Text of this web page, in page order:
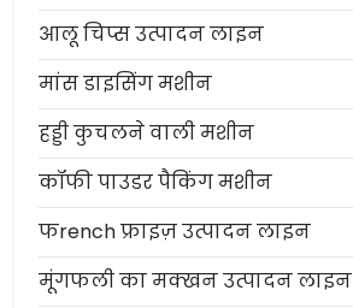
आलू चिप्स उत्पादन लाइन
मांस डाइसिंग मशीन
हड्डी कुचलने वाली मशीन
कॉफी पाउडर पैकिंग मशीन
फrench फ्राइज़ उत्पादन लाइन
मूंगफली का मक्खन उत्पादन लाइन